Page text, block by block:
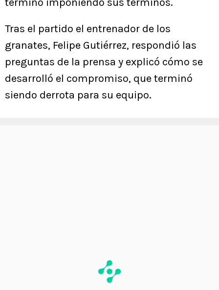
terminó imponiendo sus términos.
Tras el partido el entrenador de los
granates, Felipe Gutiérrez, respondió las
preguntas de la prensa y explicó cómo se
desarrolló el compromiso, que terminó
siendo derrota para su equipo.